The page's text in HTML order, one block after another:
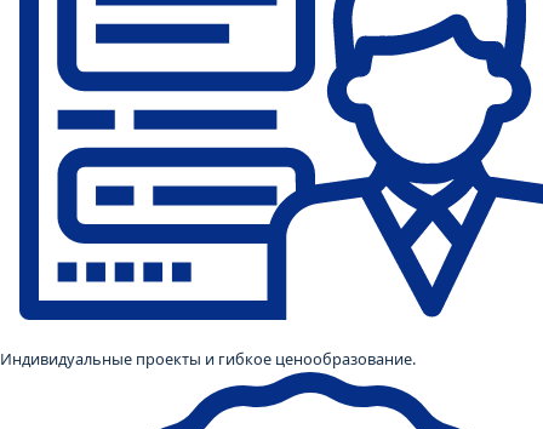
Индивидуальные проекты и гибкое ценообразование.